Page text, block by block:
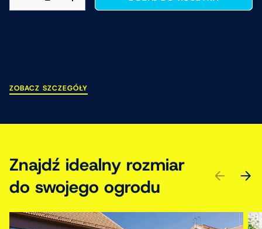
ZMNIEJSZ ILOŚĆZWIĘKSZ ILOŚĆ
ZOBACZ SZCZEGÓŁY
Znajdź idealny rozmiar
do swojego ogrodu
POPRZEDNI